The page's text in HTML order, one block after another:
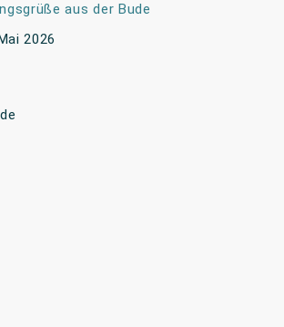
aus der Bude
2026